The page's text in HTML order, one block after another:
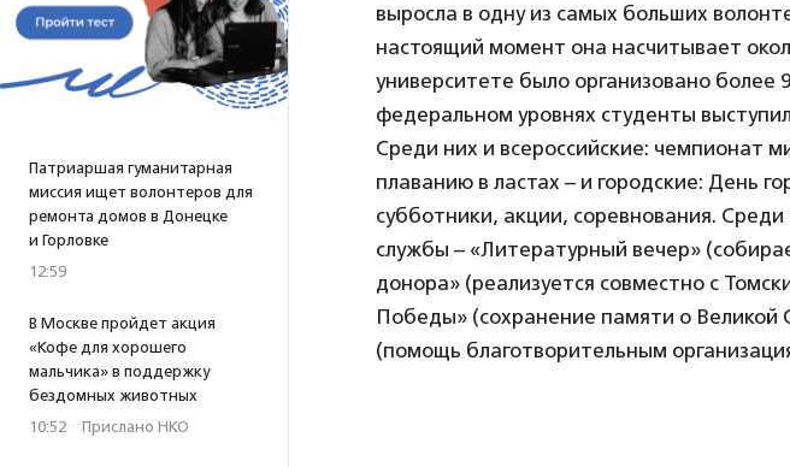
Патриаршая гуманитарная
миссия ищет волонтеров для
ремонта домов в Донецке
и Горловке
12:59
В Москве пройдет акция
«Кофе для хорошего
мальчика» в поддержку
бездомных животных
10:52 · Прислано НКО
выросла в одну из самых больших
настоящий момент она насчитывает
университете было организовано более
федеральном уровнях студенты
Среди них и всероссийские: чемпионат
плаванию в ластах – и городские: День
субботники, акции, соревнования.
службы – «Литературный вечер»
донора» (реализуется совместно с
Победы» (сохранение памяти о
(помощь благотворительным